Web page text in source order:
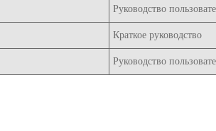
Руководство
Краткое руководство
Руководство